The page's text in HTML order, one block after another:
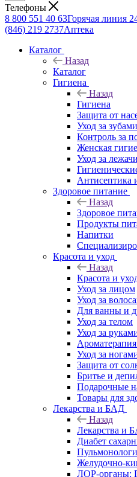
Телефоны
8 800 551 40 63Горячая линия
(846) 219 2737Аптека
Каталог
Назад
Каталог
Гигиена
Назад
Гигиена
Защита от
Уход за
Контроль за
Женская
Уход за
Антисептика
Здоровое питание
Назад
Здоровое
Продукты
Напитки
Красота и уход
Назад
Красота и
Уход за лицом
Уход за
Для ванны и
Уход за телом
Уход за
Уход за
Защита от
Бритье и
Подарочные
Товары для
Лекарства и БАД
Назад
Лекарства и
Диабет
Желудочно-
ЛОР-органы: